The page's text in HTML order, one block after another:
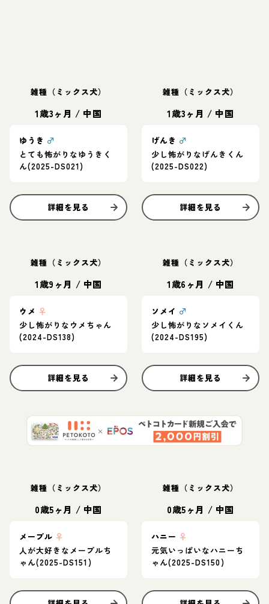
雑種（ミックス犬）
1歳3ヶ月 / 中国
ゆうき ♂
とても怖がりなゆうきく
ん(2025-DS021)
詳細を見る
雑種（ミックス犬）
1歳3ヶ月 / 中国
げんき ♂
少し怖がりなげんきくん
(2025-DS022)
詳細を見る
雑種（ミックス犬）
1歳9ヶ月 / 中国
ウメ ♀
少し怖がりなウメちゃん
(2024-DS138)
詳細を見る
雑種（ミックス犬）
1歳6ヶ月 / 中国
ソメイ ♂
少し怖がりなソメイくん
(2024-DS195)
詳細を見る
雑種（ミックス犬）
0歳5ヶ月 / 中国
メープル ♀
人が大好きなメープルち
ゃん(2025-DS151)
雑種（ミックス犬）
0歳5ヶ月 / 中国
ハニー ♀
元気いっぱいなハニーち
ゃん(2025-DS150)